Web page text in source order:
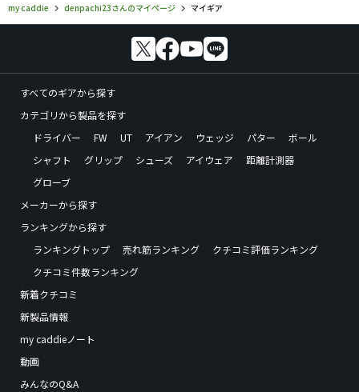
my caddie denpachi23さんのマイページ マイギア
すべてのギアから探す
カテゴリから製品を探す
ドライバー
FW UT アイアン ウェッジ パター
ボール
シャフト
グリップ シューズ アイウェア
距離計測器
グローブ
メーカーから探す
ランキングから探す
ランキングトップ
売れ筋ランキング
クチコミ評価ランキング
クチコミ件数ランキング
新着クチコミ
新製品情報
my caddieノート
動画
みんなのQ&A